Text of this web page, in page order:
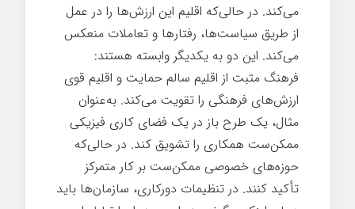
می‌کند. در حالی‌که اقلیم این ارزش‌ها را در عمل
از طریق سیاست‌ها، رفتارها و تعاملات منعکس
می‌کند. این دو به یکدیگر وابسته هستند:
فرهنگ مثبت از اقلیم سالم حمایت و اقلیم قوی
ارزش‌های فرهنگی را تقویت می‌کند. به‌عنوان
مثال، یک طرح باز در یک فضای کاری فیزیکی
ممکن‌ست همکاری را تشویق کند. در حالی‌که
حوزه‌های خصوصی ممکن‌ست بر کار متمرکز
تأکید کنند. در تنظیمات دورکاری، سازمان‌ها باید